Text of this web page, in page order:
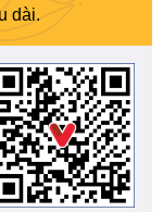
dài.